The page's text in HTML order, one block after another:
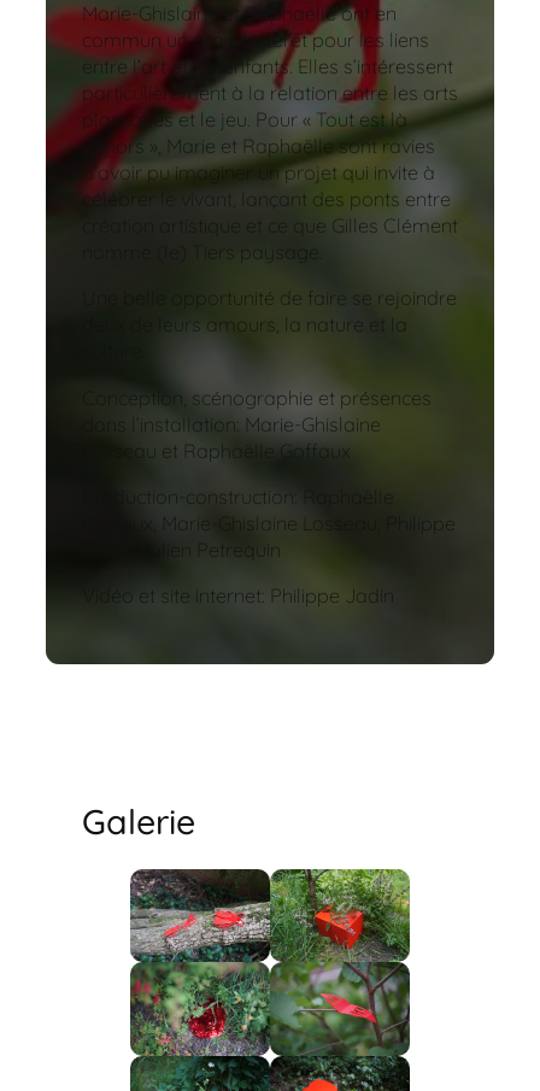
Marie-Ghislaine et Raphaëlle ont en
commun un grand intérêt pour les liens
entre l’art et les enfants. Elles s’intéressent
particulièrement à la relation entre les arts
plastiques et le jeu. Pour « Tout est là
dehors », Marie et Raphaëlle sont ravies
d’avoir pu imaginer un projet qui invite à
célébrer le vivant, lançant des ponts entre
création artistique et ce que Gilles Clément
nomme (le) Tiers paysage.
Une belle opportunité de faire se rejoindre
deux de leurs amours, la nature et la
Conception, scénographie et présences
dans l’installation: Marie-Ghislaine
Losseau et Raphaëlle Goffaux
Production-construction: Raphaëlle
Goffaux, Marie-Ghislaine Losseau, Philippe
Jadin, Julien Petrequin
Vidéo et site internet: Philippe Jadin
Galerie